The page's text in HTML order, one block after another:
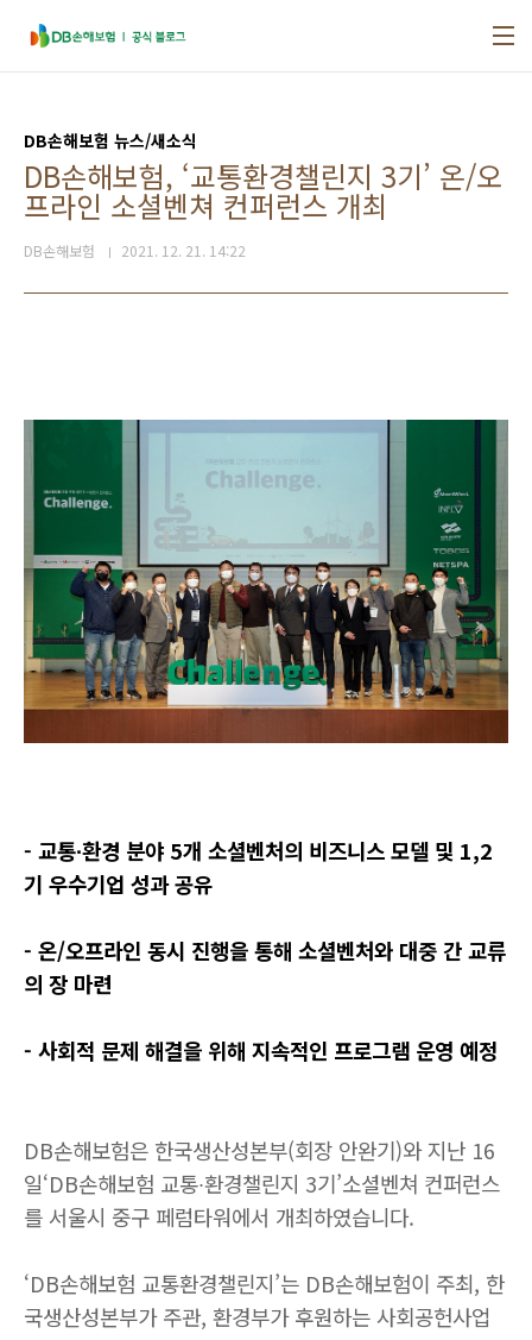
DB손해보험 뉴스/새소식
DB손해보험, ‘교통환경챌린지 3기’ 온/오
프라인 소셜벤쳐 컨퍼런스 개최
DB손해보험 2021. 12. 21. 14:22
- 교통∙환경 분야 5개 소셜벤처의 비즈니스모델 및 1,2
기 우수기업 성과공유
- 온/오프라인 동시 진행을통해 소셜벤처와 대중간교류
의 장 마련
- 사회적 문제 해결을 위해 지속적인 프로그램 운영 예정
DB손해보험은 한국생산성본부(회장 안완기)와 지난 16
일‘DB손해보험 교통∙환경챌린지 3기’소셜벤쳐 컨퍼런스
를 서울시 중구 페럼타워에서 개최하였습니다.
‘DB손해보험 교통환경챌린지’는 DB손해보험이 주최, 한
국생산성본부가 주관, 환경부가 후원하는 사회공헌사업